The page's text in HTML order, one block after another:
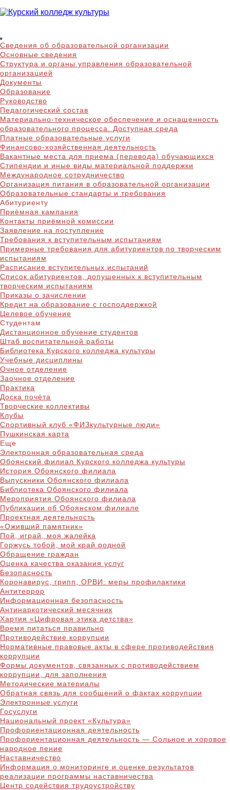
to
Курский колледж
культуры
Сведения об образовательной организации
Основные сведения
Структура и органы управления образовательной
организацией
Документы
Образование
Руководство
Педагогический состав
Материально-техническое обеспечение и оснащенность
образовательного процесса. Доступная среда
Платные образовательные услуги
Финансово-хозяйственная деятельность
Вакантные места для приема (перевода) обучающихся
Стипендии и иные виды материальной поддержки
Международное сотрудничество
Организация питания в образовательной организации
Образовательные стандарты и требования
Абитуриенту
Приёмная кампания
Контакты приёмной комиссии
Заявление на поступление
Требования к вступительным испытаниям
Примерные требования для абитуриентов по творческим
испытаниям
Расписание вступительных испытаний
Список абитуриентов, допущенных к вступительным
творческим испытаниям
Приказы о зачислении
Кредит на образование с господдержкой
Целевое обучение
Студентам
Дистанционное обучение студентов
Штаб воспитательной работы
Библиотека Курского колледжа культуры
Учебные дисциплины
Очное отделение
Заочное отделение
Практика
Доска почёта
Творческие коллективы
Клубы
Спортивный клуб «ФИЗкультурные люди»
Пушкинская карта
Еще
Электронная образовательная среда
Обоянский филиал Курского колледжа культуры
История Обоянского филиала
Выпускники Обоянского филиала
Библиотека Обоянского филиала
Мероприятия Обоянского филиала
Публикации об Обоянском филиале
Проектная деятельность
«Оживший памятник»
Пой, играй, моя жалейка
Горжусь тобой, мой край родной
Обращение граждан
Оценка качества оказания услуг
Безопасность
Коронавирус, грипп, ОРВИ: меры профилактики
Антитеррор
Информационная безопасность
Антинаркотический месячник
Хартия «Цифровая этика детства»
Время питаться правильно
Противодействие коррупции
Нормативные правовые акты в сфере противодействия
коррупции
Формы документов, связанных с противодействием
коррупции, для заполнения
Методические материалы
Обратная связь для сообщений о фактах коррупции
Электронные услуги
Госуслуги
Национальный проект «Культура»
Профориентационная деятельность
Профориентационная деятельность — Сольное и хоровое
народное пение
Наставничество
Информация о мониторинге и оценке результатов
реализации программы наставничества
Центр содействия трудоустройству